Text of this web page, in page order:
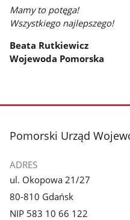
Mamy to potęga!
Wszystkiego najlepszego!
Beata Rutkiewicz
Wojewoda Pomorska
stopka
Pomorski Urząd
ADRES
ul. Okopowa 21/27
80-810 Gdańsk
NIP 583 10 66 122